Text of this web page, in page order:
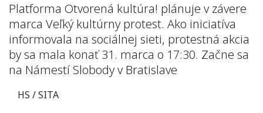
Platforma Otvorená kultúra! plánuje v závere
marca Veľký kultúrny protest. Ako iniciatíva
informovala na sociálnej sieti, protestná akcia
by sa mala konať 31. marca o 17:30. Začne sa
na Námestí Slobody v Bratislave
HS / SITA